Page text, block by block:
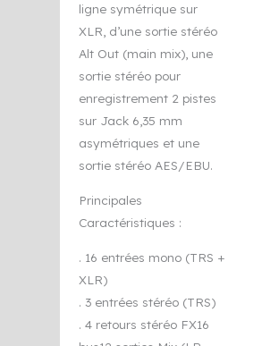
ligne symétrique sur
XLR, d’une sortie stéréo
Alt Out (main mix), une
sortie stéréo pour
enregistrement 2 pistes
sur Jack 6,35 mm
asymétriques et une
sortie stéréo AES/EBU.
Principales
Caractéristiques :
. 16 entrées mono (TRS +
XLR)
. 3 entrées stéréo (TRS)
. 4 retours stéréo FX16